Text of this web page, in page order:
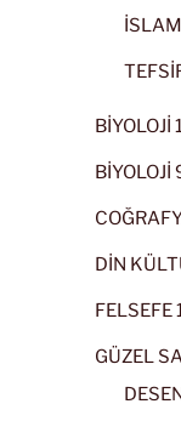
BİYOLOJİ
BİYOLOJİ
DİN
FELSEFE
GÜZEL